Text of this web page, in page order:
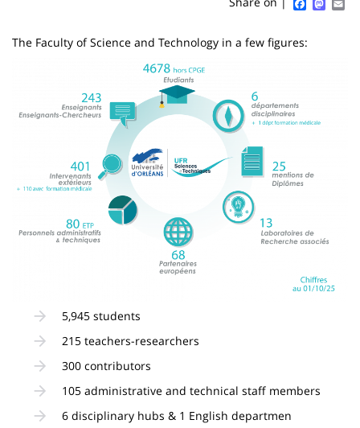
content
Contenu
page
principale
The Faculty of Science and Technology in a few figures:
5,945 students
215 teachers-researchers
300 contributors
105 administrative and technical staff members
6 disciplinary hubs & 1 English departmen